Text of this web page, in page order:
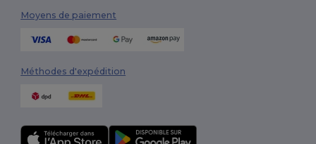
Moyens de paiement
Méthodes d'expédition